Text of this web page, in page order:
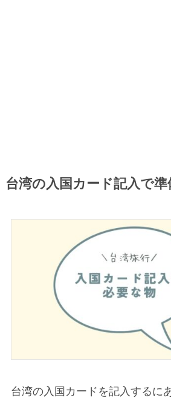
台湾の入国カード記入で
台湾の入国カードを記入するに